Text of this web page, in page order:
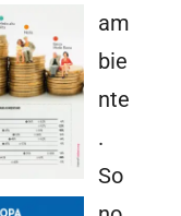
am
bie
nte
.
So